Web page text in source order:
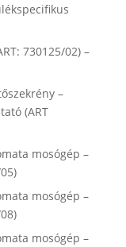
730125/02) –
–
(ART
mosógép –
mosógép –
mosógép –